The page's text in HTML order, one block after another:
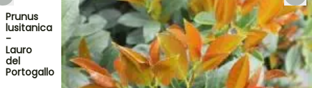
Prunus
lusitanica
-
Lauro
del
Portogallo